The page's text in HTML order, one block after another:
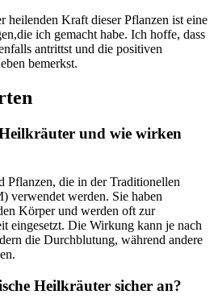
⁤heilenden Kraft dieser Pflanzen ist‍ eine‌
ich gemacht habe. Ich hoffe, dass⁣
‍antrittst und‌ die positiven
bemerkst.
und wie wirken‌
Pflanzen, die in der Traditionellen
verwendet werden. ⁤Sie haben
Körper und werden oft zur
eingesetzt. Die​ Wirkung kann ⁤je‌ nach
die Durchblutung, während ‍andere
Heilkräuter sicher an?